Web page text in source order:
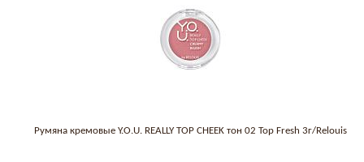
Румяна кремовые Y.O.U. REALLY TOP CHEEK тон 02 Top Fresh 3г/Relouis